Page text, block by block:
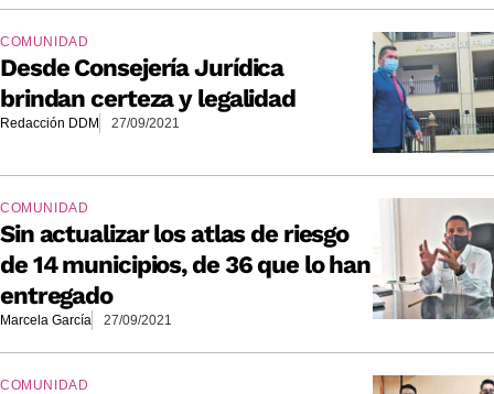
COMUNIDAD
Desde Consejería Jurídica
brindan certeza y legalidad
Redacción DDM 27/09/2021
COMUNIDAD
Sin actualizar los atlas de riesgo
de 14 municipios, de 36 que lo han
entregado
Marcela García 27/09/2021
COMUNIDAD